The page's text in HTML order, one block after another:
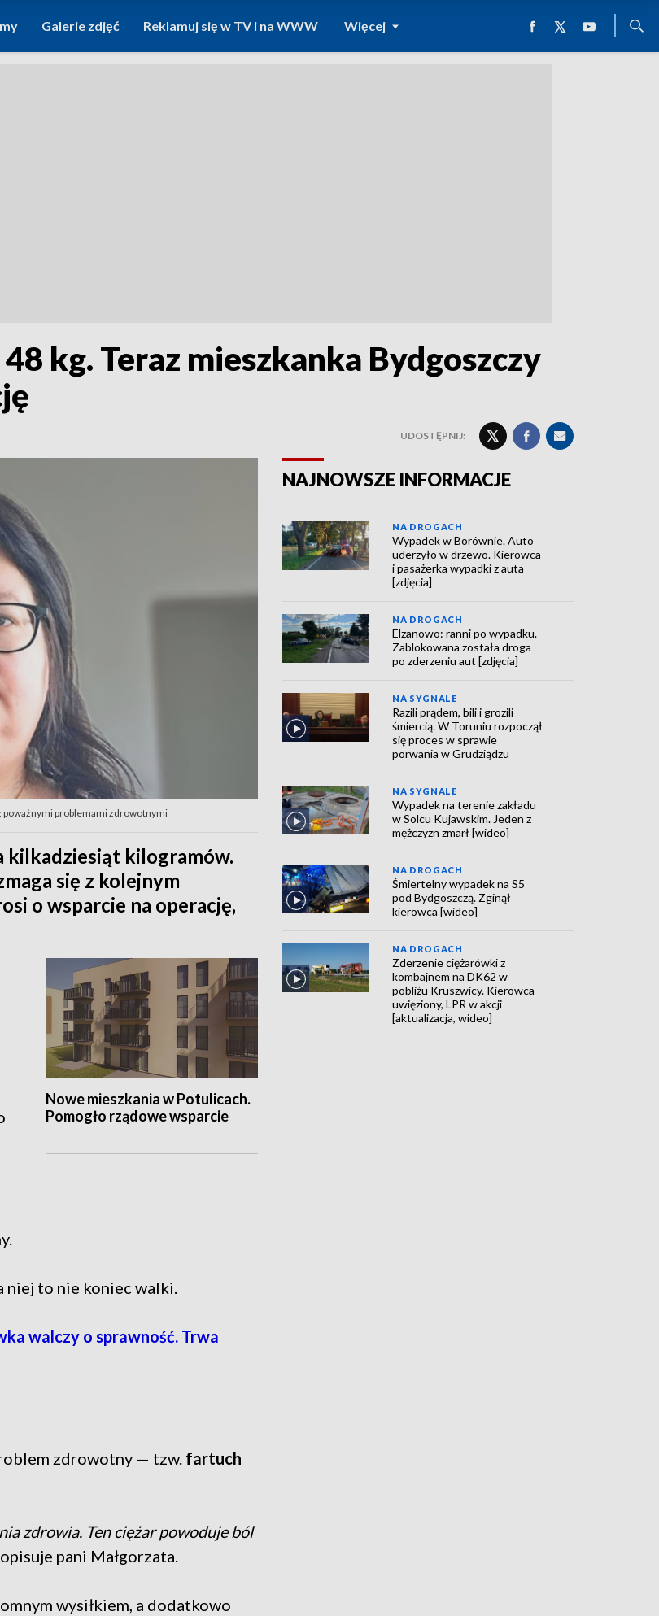
Galerie zdjęć Reklamuj się w TV i na WWW Więcej
kg. Teraz mieszkanka Bydgoszczy
UDOSTĘPNIJ:
poważnymi problemami zdrowotnymi
kilkadziesiąt kilogramów.
się z kolejnym
o wsparcie na operację,
Nowe mieszkania w Potulicach.
Pomogło rządowe wsparcie
niej to nie koniec walki.
walczy o sprawność. Trwa
zdrowotny — tzw. fartuch
zdrowia. Ten ciężar powoduje ból
pani Małgorzata.
wysiłkiem, a dodatkowo
NAJNOWSZE INFORMACJE
NA DROGACH
Wypadek w Borównie. Auto
uderzyło w drzewo. Kierowca
i pasażerka wypadki z auta
[zdjęcia]
NA DROGACH
Elzanowo: ranni po wypadku.
Zablokowana została droga
po zderzeniu aut [zdjęcia]
NA SYGNALE
Razili prądem, bili i grozili
śmiercią. W Toruniu rozpoczął
się proces w sprawie
porwania w Grudziądzu
NA SYGNALE
Wypadek na terenie zakładu
w Solcu Kujawskim. Jeden z
mężczyzn zmarł [wideo]
NA DROGACH
Śmiertelny wypadek na S5
pod Bydgoszczą. Zginął
kierowca [wideo]
NA DROGACH
Zderzenie ciężarówki z
kombajnem na DK62 w
pobliżu Kruszwicy. Kierowca
uwięziony, LPR w akcji
[aktualizacja, wideo]